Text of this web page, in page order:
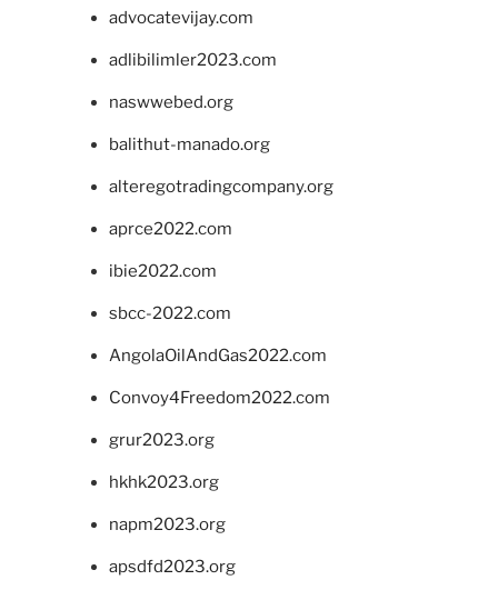
advocatevijay.com
adlibilimler2023.com
naswwebed.org
balithut-manado.org
alteregotradingcompany.org
aprce2022.com
ibie2022.com
sbcc-2022.com
AngolaOilAndGas2022.com
Convoy4Freedom2022.com
grur2023.org
hkhk2023.org
napm2023.org
apsdfd2023.org